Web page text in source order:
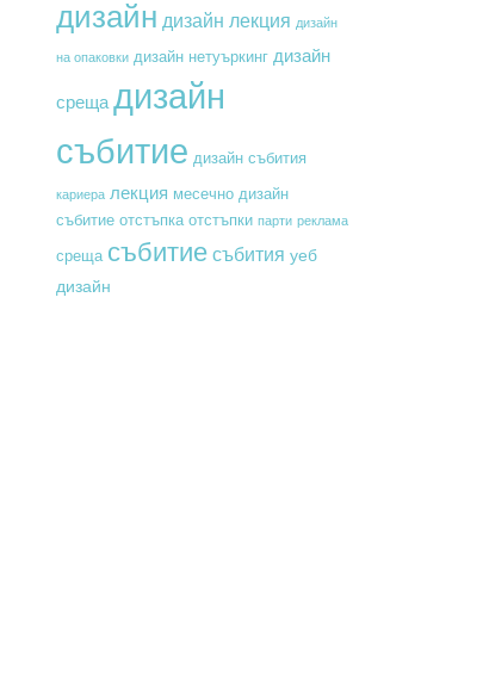
дизайн дизайн лекция дизайн
на опаковки дизайн нетуъркинг дизайн
среща дизайн
събитие дизайн събития
кариера лекция месечно дизайн
събитие отстъпка отстъпки парти реклама
среща събитие събития уеб
дизайн